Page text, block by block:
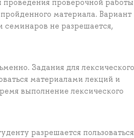
материала. Вариант
семинаров не разрешается,
Задания для лексического
материалами лекций и
выполнение лексического
разрешается пользоваться